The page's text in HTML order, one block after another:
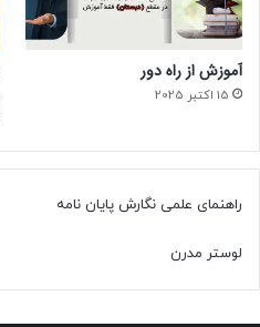
آموزش از راه دور
15 اکتبر 2025
راهنمای علمی نگارش پایان نامه
لوستر مدرن